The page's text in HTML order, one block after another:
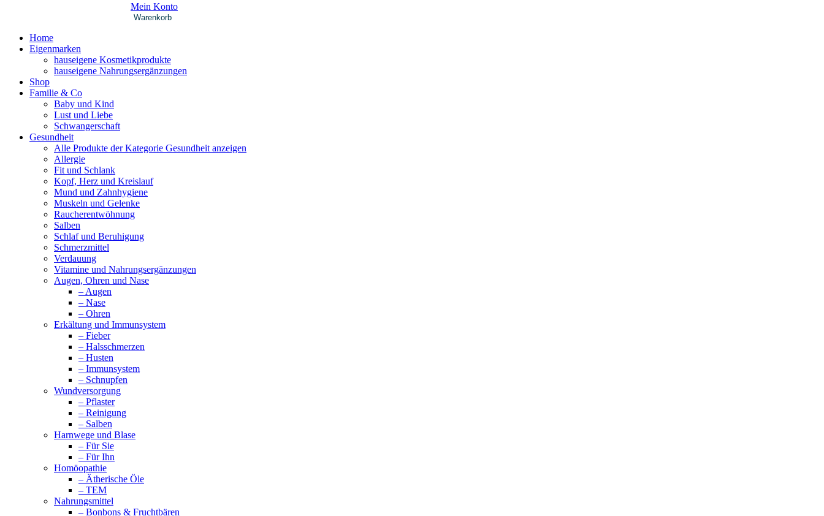
Mein Konto
Warenkorb
Home
Eigenmarken
hauseigene Kosmetikprodukte
hauseigene Nahrungsergänzungen
Shop
Familie & Co
Baby und Kind
Lust und Liebe
Schwangerschaft
Gesundheit
Alle Produkte der Kategorie Gesundheit anzeigen
Allergie
Fit und Schlank
Kopf, Herz und Kreislauf
Mund und Zahnhygiene
Muskeln und Gelenke
Raucherentwöhnung
Salben
Schlaf und Beruhigung
Schmerzmittel
Verdauung
Vitamine und Nahrungsergänzungen
Augen, Ohren und Nase
– Augen
– Nase
– Ohren
Erkältung und Immunsystem
– Fieber
– Halsschmerzen
– Husten
– Immunsystem
– Schnupfen
Wundversorgung
– Pflaster
– Reinigung
– Salben
Harnwege und Blase
– Für Sie
– Für Ihn
Homöopathie
– Ätherische Öle
– TEM
Nahrungsmittel
– Bonbons & Fruchtbären